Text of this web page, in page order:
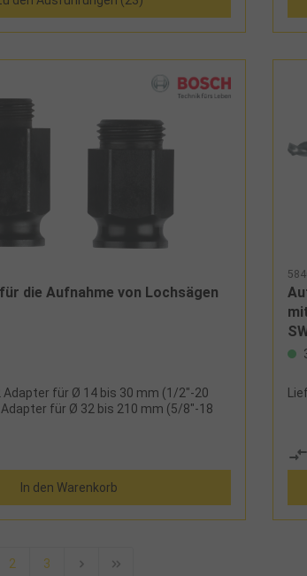
die Aufnahme von Lochsägen
Adapter für Ø 14 bis 30 mm (1/2"-20
Adapter für Ø 32 bis 210 mm (5/8"-18
In den Warenkorb
2 3